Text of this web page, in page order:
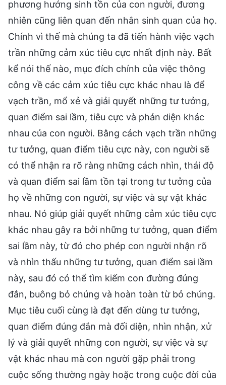
phương hướng sinh tồn của con người, đương
nhiên cũng liên quan đến nhân sinh quan của họ.
Chính vì thế mà chúng ta đã tiến hành việc vạch
trần những cảm xúc tiêu cực nhất định này. Bất
kể nói thế nào, mục đích chính của việc thông
công về các cảm xúc tiêu cực khác nhau là để
vạch trần, mổ xẻ và giải quyết những tư tưởng,
quan điểm sai lầm, tiêu cực và phản diện khác
nhau của con người. Bằng cách vạch trần những
tư tưởng, quan điểm tiêu cực này, con người sẽ
có thể nhận ra rõ ràng những cách nhìn, thái độ
và quan điểm sai lầm tồn tại trong tư tưởng của
họ về những con người, sự việc và sự vật khác
nhau. Nó giúp giải quyết những cảm xúc tiêu cực
khác nhau gây ra bởi những tư tưởng, quan điểm
sai lầm này, từ đó cho phép con người nhận rõ
và nhìn thấu những tư tưởng, quan điểm sai lầm
này, sau đó có thể tìm kiếm con đường đúng
đắn, buông bỏ chúng và hoàn toàn từ bỏ chúng.
Mục tiêu cuối cùng là đạt đến dùng tư tưởng,
quan điểm đúng đắn mà đối diện, nhìn nhận, xử
lý và giải quyết những con người, sự việc và sự
vật khác nhau mà con người gặp phải trong
cuộc sống thường ngày hoặc trong cuộc đời của